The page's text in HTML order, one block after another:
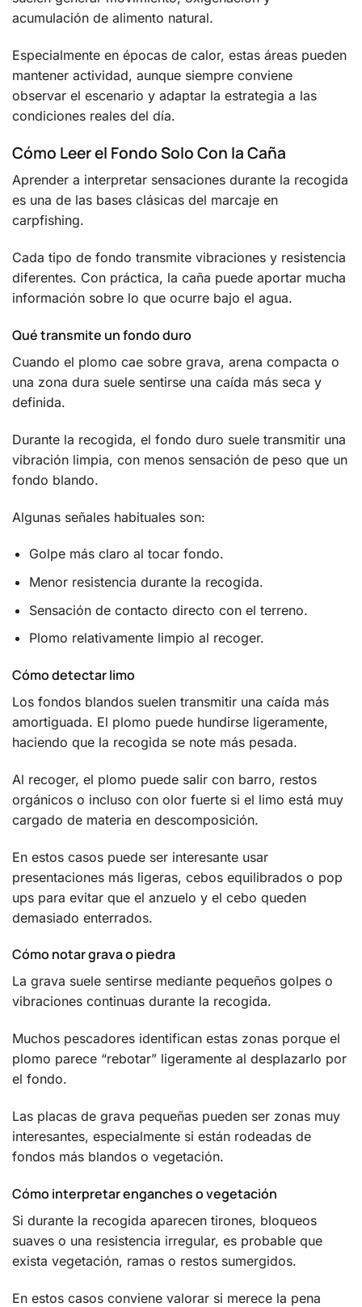
acumulación de alimento natural.
Especialmente en épocas de calor, estas áreas pueden
mantener actividad, aunque siempre conviene
observar el escenario y adaptar la estrategia a las
condiciones reales del día.
Cómo Leer el Fondo Solo Con la Caña
Aprender a interpretar sensaciones durante la recogida
es una de las bases clásicas del marcaje en
carpfishing.
Cada tipo de fondo transmite vibraciones y resistencia
diferentes. Con práctica, la caña puede aportar mucha
información sobre lo que ocurre bajo el agua.
Qué transmite un fondo duro
Cuando el plomo cae sobre grava, arena compacta o
una zona dura suele sentirse una caída más seca y
definida.
Durante la recogida, el fondo duro suele transmitir una
vibración limpia, con menos sensación de peso que un
fondo blando.
Algunas señales habituales son:
Golpe más claro al tocar fondo.
Menor resistencia durante la recogida.
Sensación de contacto directo con el terreno.
Plomo relativamente limpio al recoger.
Cómo detectar limo
Los fondos blandos suelen transmitir una caída más
amortiguada. El plomo puede hundirse ligeramente,
haciendo que la recogida se note más pesada.
Al recoger, el plomo puede salir con barro, restos
orgánicos o incluso con olor fuerte si el limo está muy
cargado de materia en descomposición.
En estos casos puede ser interesante usar
presentaciones más ligeras, cebos equilibrados o pop
ups para evitar que el anzuelo y el cebo queden
demasiado enterrados.
Cómo notar grava o piedra
La grava suele sentirse mediante pequeños golpes o
vibraciones continuas durante la recogida.
Muchos pescadores identifican estas zonas porque el
plomo parece “rebotar” ligeramente al desplazarlo por
el fondo.
Las placas de grava pequeñas pueden ser zonas muy
interesantes, especialmente si están rodeadas de
fondos más blandos o vegetación.
Cómo interpretar enganches o vegetación
Si durante la recogida aparecen tirones, bloqueos
suaves o una resistencia irregular, es probable que
exista vegetación, ramas o restos sumergidos.
En estos casos conviene valorar si merece la pena